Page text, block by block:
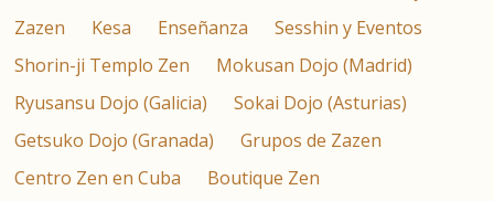
Zazen
Kesa Enseñanza
Sesshin y Eventos
Shorin-ji Templo Zen
Mokusan Dojo (Madrid)
Ryusansu Dojo (Galicia)
Sokai Dojo (Asturias)
Getsuko Dojo (Granada)
Grupos de Zazen
Centro Zen en Cuba
Boutique Zen